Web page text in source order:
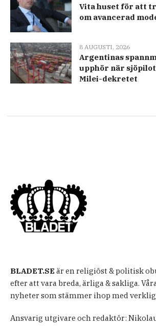
Vita huset för att
om avancerad
8 AUGUSTI, 2026
Argentinas
upphör när
Milei-dekretet
BLADET.SE är en religiöst & politisk
efter att vara breda, ärliga & sakliga.
nyheter som stämmer ihop med
Ansvarig utgivare och redaktör: